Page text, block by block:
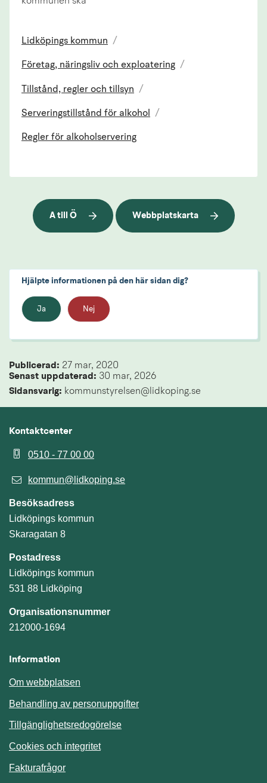
Lidköpings kommun /
Företag, näringsliv och exploatering /
Tillstånd, regler och tillsyn /
Serveringstillstånd för alkohol /
Regler för alkoholservering
A till Ö Webbplatskarta
Hjälpte informationen på den här sidan dig?
Ja Nej
Publicerad: 27 mar, 2020
Senast uppdaterad: 30 mar, 2026
Sidansvarig: kommunstyrelsen@lidkoping.se
Kontaktcenter
0510 - 77 00 00
kommun@lidkoping.se
Besöksadress
Lidköpings kommun
Skaragatan 8
Postadress
Lidköpings kommun
531 88 Lidköping
Organisationsnummer
212000-1694
Information
Om webbplatsen
Behandling av personuppgifter
Tillgänglighetsredogörelse
Cookies och integritet
Fakturafrågor